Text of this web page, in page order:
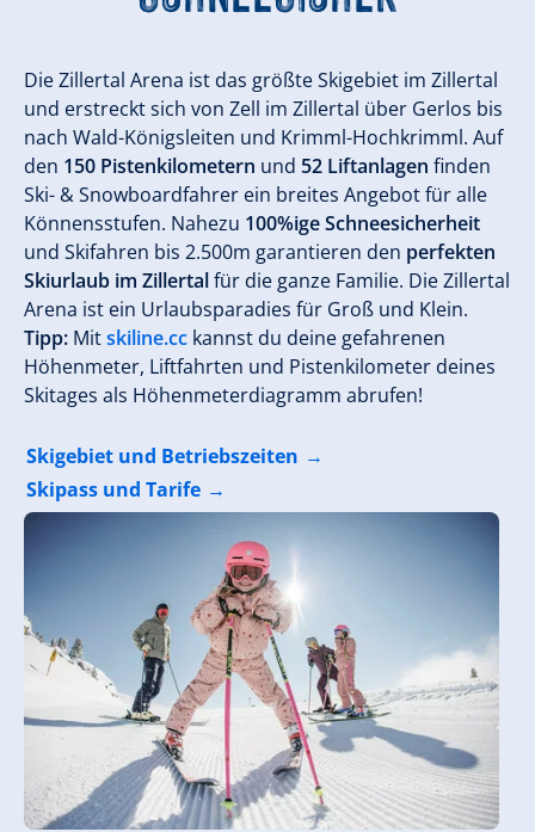
Die Zillertal Arena ist das größte Skigebiet im Zillertal
und erstreckt sich von Zell im Zillertal über Gerlos bis
nach Wald-Königsleiten und Krimml-Hochkrimml. Auf
den 150 Pistenkilometern und 52 Liftanlagen finden
Ski- & Snowboardfahrer ein breites Angebot für alle
Könnensstufen. Nahezu 100%ige Schneesicherheit
und Skifahren bis 2.500m garantieren den perfekten
Skiurlaub im Zillertalfür die ganze Familie. Die Zillertal
Arena ist ein Urlaubsparadies für Groß und Klein.
Tipp: Mitskiline.cc kannst du deine gefahrenen
Höhenmeter, Liftfahrten und Pistenkilometer deines
Skitages als Höhenmeterdiagramm abrufen!
Skigebiet und Betriebszeiten
Skipass und Tarife